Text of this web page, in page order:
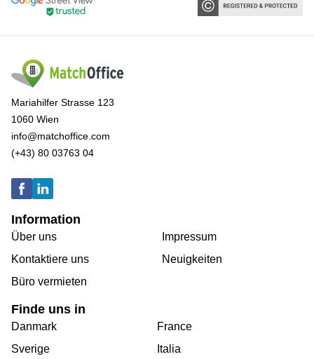
Mariahilfer Strasse 123
1060 Wien
info@matchoffice.com
(+43) 80 03763 04
Information
Über uns
Kontaktiere uns
Büro vermieten
Impressum
Neuigkeiten
Finde uns in
Danmark
Sverige
France
Italia